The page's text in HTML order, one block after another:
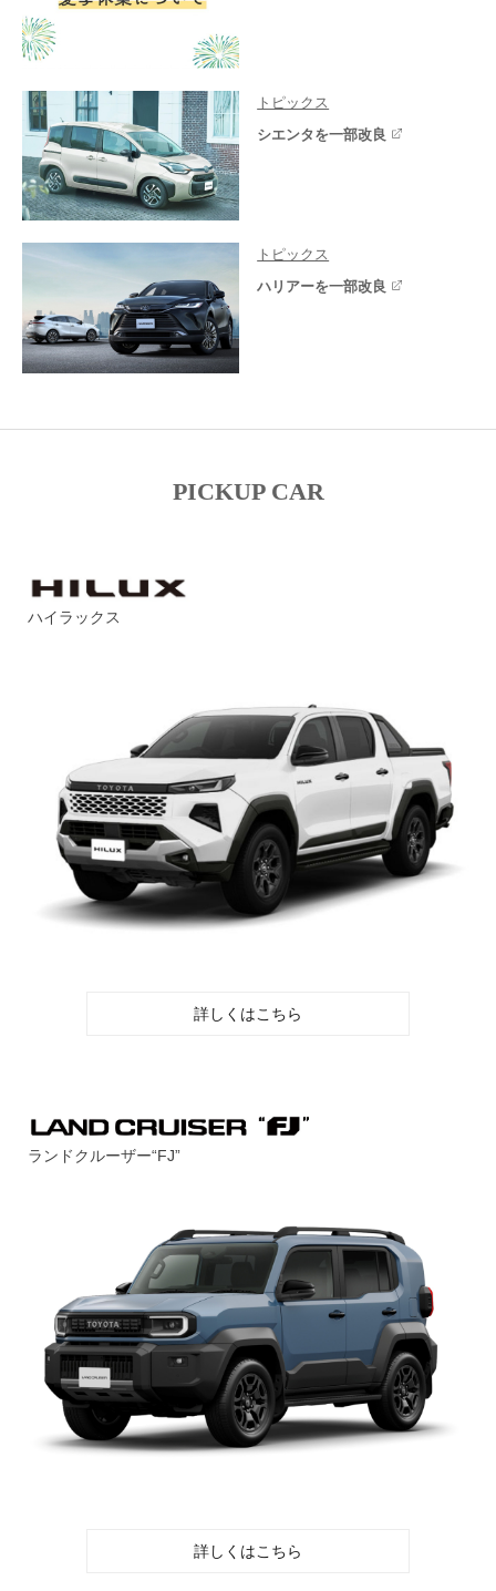
トピックス
シエンタを一部改良
トピックス
ハリアーを一部改良
PICKUP CAR
ハイラックス
詳しくはこちら
ランドクルーザー“FJ”
詳しくはこちら